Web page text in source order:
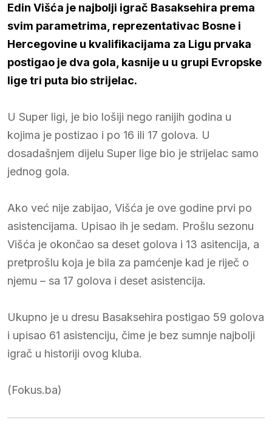
Edin Višća je najbolji igrač Basaksehira prema
svim parametrima, reprezentativac Bosne i
Hercegovine u kvalifikacijama za Ligu prvaka
postigao je dva gola, kasnije u u grupi Evropske
lige tri puta bio strijelac.
U Super ligi, je bio lošiji nego ranijih godina u
kojima je postizao i po 16 ili 17 golova. U
dosadašnjem dijelu Super lige bio je strijelac samo
jednog gola.
Ako već nije zabijao, Višća je ove godine prvi po
asistencijama. Upisao ih je sedam. Prošlu sezonu
Višća je okončao sa deset golova i 13 asitencija, a
pretprošlu koja je bila za pamćenje kad je riječ o
njemu – sa 17 golova i deset asistencija.
Ukupno je u dresu Basaksehira postigao 59 golova
i upisao 61 asistenciju, čime je bez sumnje najbolji
igrač u historiji ovog kluba.
(Fokus.ba)